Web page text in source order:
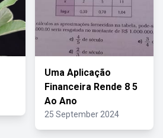
Uma Aplicação
Financeira Rende 8 5
Ao Ano
25 September 2024